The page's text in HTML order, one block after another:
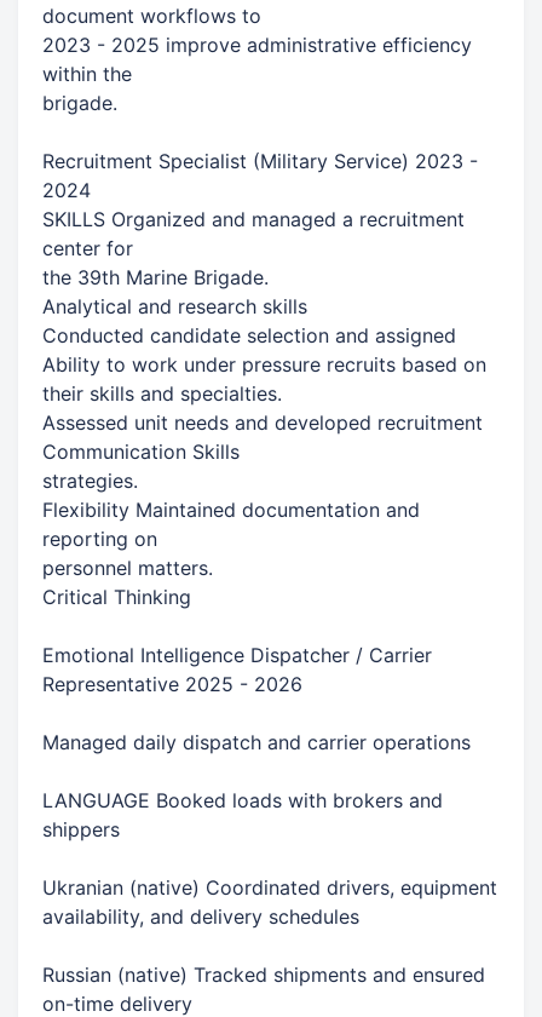
document workflows to
2023 - 2025 improve administrative efficiency
within the
brigade.
Recruitment Specialist (Military Service) 2023 -
2024
SKILLS Organized and managed a recruitment
center for
the 39th Marine Brigade.
Analytical and research skills
Conducted candidate selection and assigned
Ability to work under pressure recruits based on
their skills and specialties.
Assessed unit needs and developed recruitment
Communication Skills
strategies.
Flexibility Maintained documentation and
reporting on
personnel matters.
Critical Thinking
Emotional Intelligence Dispatcher / Carrier
Representative 2025 - 2026
Managed daily dispatch and carrier operations
LANGUAGE Booked loads with brokers and
shippers
Ukranian (native) Coordinated drivers, equipment
availability, and delivery schedules
Russian (native) Tracked shipments and ensured
on-time delivery